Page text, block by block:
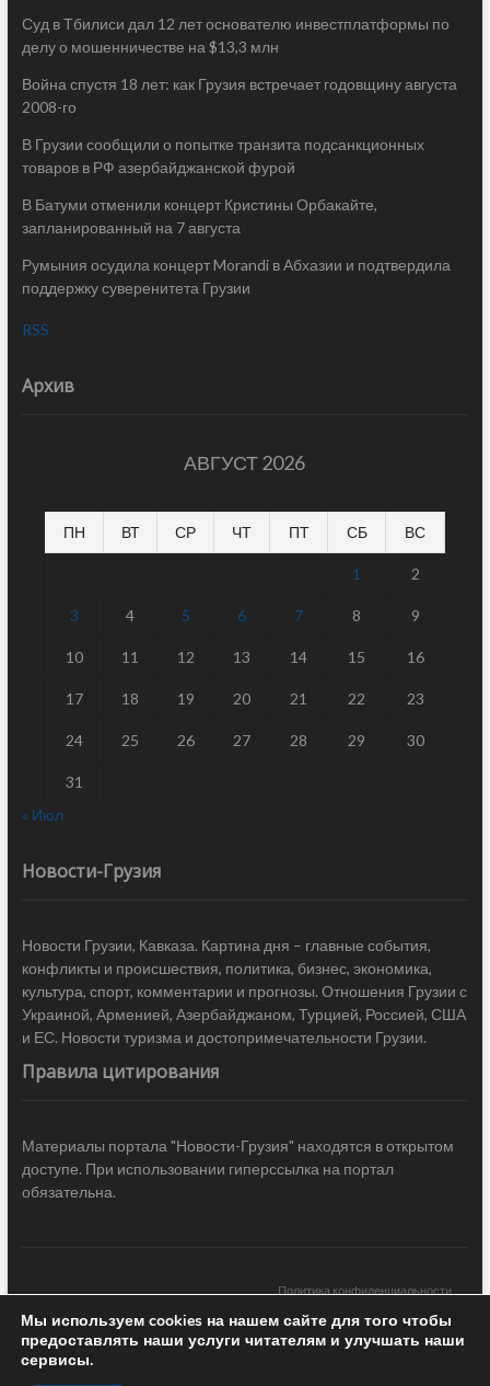
Суд в Тбилиси дал 12 лет основателю инвестплатформы по
делу о мошенничестве на $13,3 млн
Война спустя 18 лет: как Грузия встречает годовщину августа
2008-го
В Грузии сообщили о попытке транзита подсанкционных
товаров в РФ азербайджанской фурой
В Батуми отменили концерт Кристины Орбакайте,
запланированный на 7 августа
Румыния осудила концерт Morandi в Абхазии и подтвердила
поддержку суверенитета Грузии
RSS
Архив
АВГУСТ 2026
ПН ВТ СР ЧТ ПТ СБ ВС
1 2
3 4 5 6 7 8 9
10 11 12 13 14 15 16
17 18 19 20 21 22 23
24 25 26 27 28 29 30
31
« Июл
Новости-Грузия
Новости Грузии, Кавказа. Картина дня – главные события,
конфликты и происшествия, политика, бизнес, экономика,
культура, спорт, комментарии и прогнозы. Отношения Грузии с
Украиной, Арменией, Азербайджаном, Турцией, Россией, США
и ЕС. Новости туризма и достопримечательности Грузии.
Правила цитирования
Материалы портала "Новости-Грузия" находятся в открытом
доступе. При использовании гиперссылка на портал
обязательна.
Политика конфиденциальности
Новости Грузии| Black Sea Press LTD © 2020 All Rights Reserved /
Design & development —
Мы используем cookies на нашем сайте для того чтобы
предоставлять наши услуги читателям и улучшать наши
сервисы.